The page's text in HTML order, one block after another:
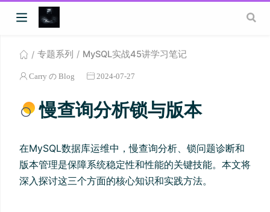
专题系列 MySQL实战45讲学习笔记
Carry の Blog 2024-07-27
慢查询分析锁与版本
在MySQL数据库运维中，慢查询分析、锁问题诊断和
版本管理是保障系统稳定性和性能的关键技能。本文将
深入探讨这三个方面的核心知识和实践方法。